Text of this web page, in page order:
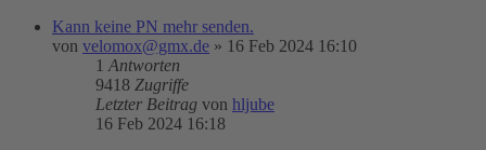
Kann keine PN mehr senden.
von velomox@gmx.de » 16 Feb 2024 16:10
1 Antworten
9418 Zugriffe
Letzter Beitrag von hljube
16 Feb 2024 16:18